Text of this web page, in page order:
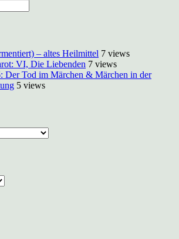
die
Reise
nach
– altes Heilmittel 7 views
VI, Die Liebenden 7 views
Der Tod im Märchen & Märchen in der
5 views